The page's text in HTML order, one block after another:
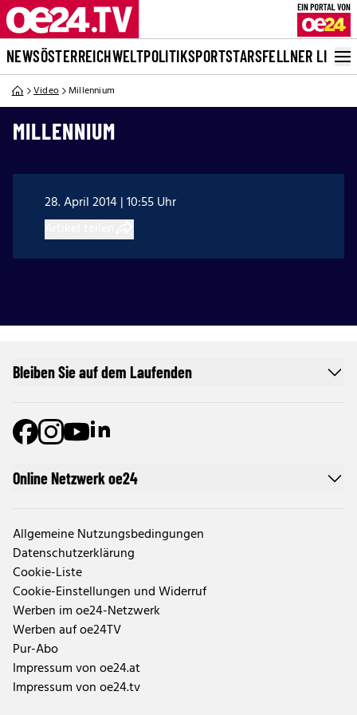
NEWSÖSTERREICHWELTPOLITIKSPORTSTARSFELLNER LIVE
Video Millennium
MILLENNIUM
28. April 2014 | 10:55 Uhr
Online Netzwerk oe24
Allgemeine Nutzungsbedingungen
Datenschutzerklärung
Cookie-Liste
Cookie-Einstellungen und Widerruf
Werben im oe24-Netzwerk
Werben auf oe24TV
Pur-Abo
Impressum von oe24.at
Impressum von oe24.tv
Bleiben Sie auf dem Laufenden